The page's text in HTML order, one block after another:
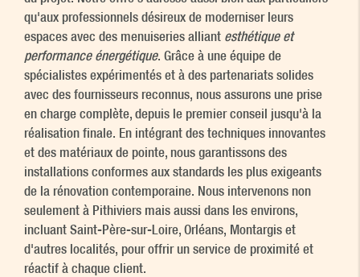
qu'aux professionnels désireux de moderniser leurs
espaces avec des menuiseries alliant esthétique et
performance énergétique. Grâce à une équipe de
spécialistes expérimentés et à des partenariats solides
avec des fournisseurs reconnus, nous assurons une prise
en charge complète, depuis le premier conseil jusqu'à la
réalisation finale. En intégrant des techniques innovantes
et des matériaux de pointe, nous garantissons des
installations conformes aux standards les plus exigeants
de la rénovation contemporaine. Nous intervenons non
seulement à Pithiviers mais aussi dans les environs,
incluant Saint-Père-sur-Loire, Orléans, Montargis et
d'autres localités, pour offrir un service de proximité et
réactif à chaque client.